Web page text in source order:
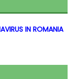
IN ROMANIA